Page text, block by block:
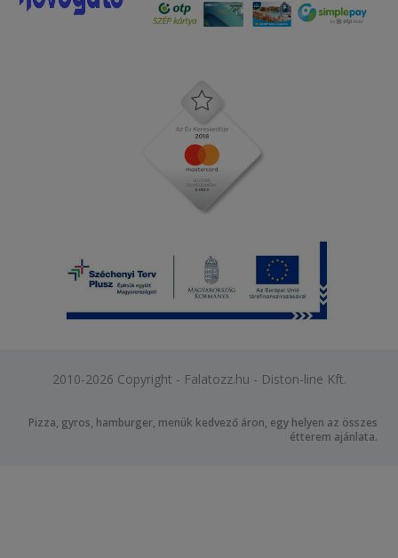
2010-2026 Copyright - Falatozz.hu - Diston-line Kft.
Pizza, gyros, hamburger, menük kedvező áron, egy helyen az összes
étterem ajánlata.